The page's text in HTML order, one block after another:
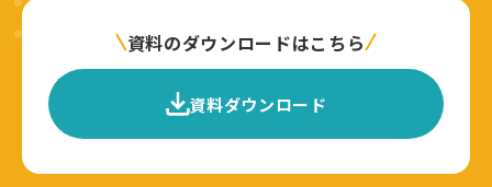
資料のダウンロードはこちら
資料ダウンロード